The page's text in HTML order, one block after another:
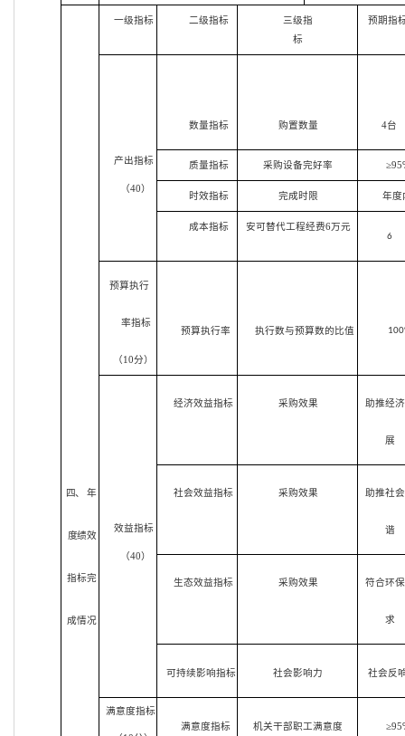
四、 年
度绩效
指标完
成情况
一级指标 二级指标
三级指
标
预期指
产出指标
（40）
数量指标 购置数量 4台
质量指标 采购设备完好率
时效指标 完成时限 年度
成本指标
安可替代工程经费6万元
6
预算执行
率指标
（10分）
预算执行率 执行数与预算数的比值
效益指标
（40）
经济效益指标 采购效果 助推经
展
社会效益指标 采购效果 助推社
谐
生态效益指标 采购效果 符合环
求
可持续影响指标 社会影响力 社会反
满意度指标
满意度指标 机关干部职工满意度